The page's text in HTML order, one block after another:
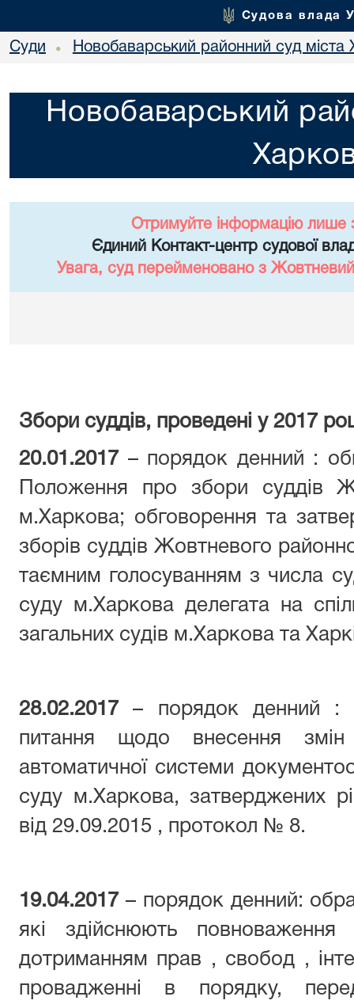
Судова влада
Суди • Новобаварський районний суд міста
Новобаварський
Отримуйте інформацію лише
Єдиний Контакт-центр судової
Увага, суд перейменовано з
Збори суддів, проведені у 2017
20.01.2017 – порядок денний :
Положення про збори суддів
м.Харкова; обговорення та
зборів суддів Жовтневого
таємним голосуванням з числа
суду м.Харкова делегата на
загальних судів м.Харкова та
28.02.2017 – порядок денний :
питання щодо внесення
автоматичної системи
суду м.Харкова, затверджених
від 29.09.2015 , протокол № 8.
19.04.2017 – порядок денний:
які здійснюють
дотриманням прав , свобод ,
провадженні в порядку,